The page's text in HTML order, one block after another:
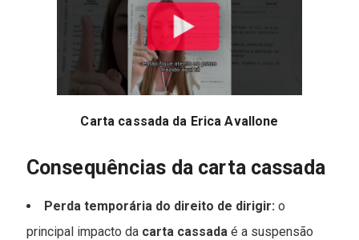
Carta cassada da Erica Avallone
Consequências da carta cassada
Perda temporária do direito de dirigir: o
principal impacto da carta cassada é a suspensão